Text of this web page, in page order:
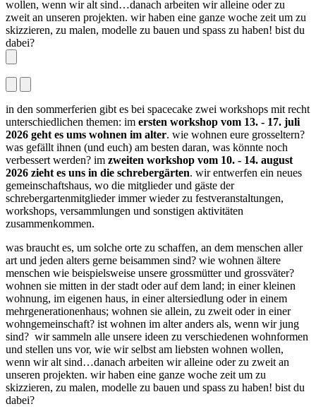
wollen, wenn wir alt sind…danach arbeiten wir alleine oder zu
zweit an unseren projekten. wir haben eine ganze woche zeit um zu
skizzieren, zu malen, modelle zu bauen und spass zu haben! bist du
dabei?
in den sommerferien gibt es bei spacecake zwei workshops mit recht
unterschiedlichen themen: im ersten workshop vom 13. - 17. juli
2026 geht es ums wohnen im alter. wie wohnen eure grosseltern?
was gefällt ihnen (und euch) am besten daran, was könnte noch
verbessert werden? im zweiten workshop vom 10. - 14. august
2026 zieht es uns in die schrebergärten. wir entwerfen ein neues
gemeinschaftshaus, wo die mitglieder und gäste der
schrebergartenmitglieder immer wieder zu festveranstaltungen,
workshops, versammlungen und sonstigen aktivitäten
zusammenkommen.
was braucht es, um solche orte zu schaffen, an dem menschen aller
art und jeden alters gerne beisammen sind? wie wohnen ältere
menschen wie beispielsweise unsere grossmütter und grossväter?
wohnen sie mitten in der stadt oder auf dem land; in einer kleinen
wohnung, im eigenen haus, in einer altersiedlung oder in einem
mehrgenerationenhaus; wohnen sie allein, zu zweit oder in einer
wohngemeinschaft? ist wohnen im alter anders als, wenn wir jung
sind? wir sammeln alle unsere ideen zu verschiedenen wohnformen
und stellen uns vor, wie wir selbst am liebsten wohnen wollen,
wenn wir alt sind…danach arbeiten wir alleine oder zu zweit an
unseren projekten. wir haben eine ganze woche zeit um zu
skizzieren, zu malen, modelle zu bauen und spass zu haben! bist du
dabei?